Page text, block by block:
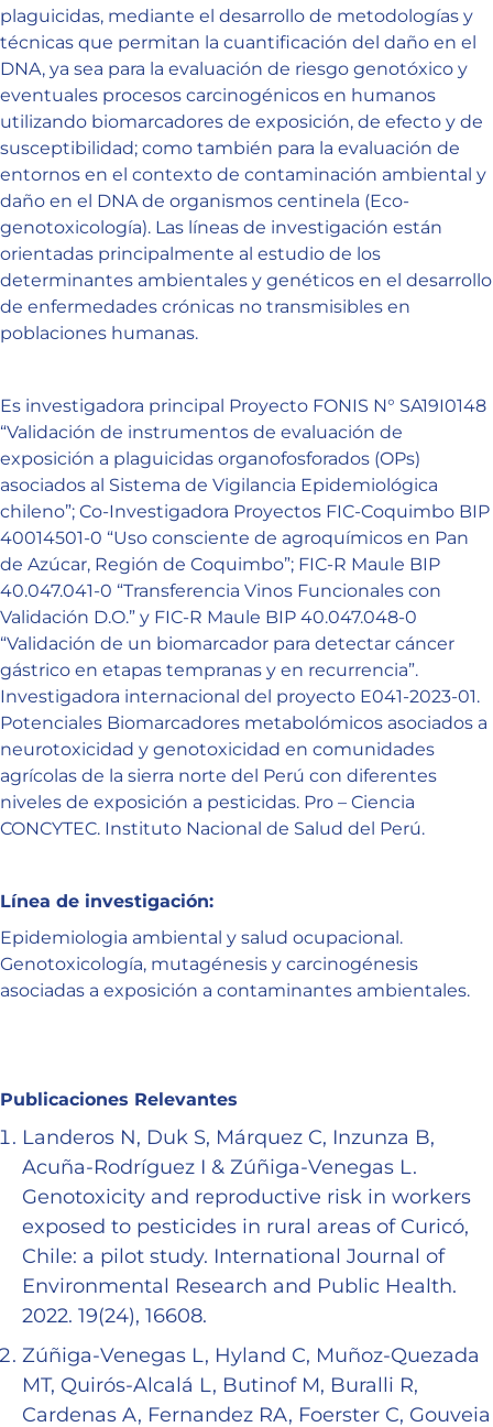
plaguicidas, mediante el desarrollo de metodologías y
técnicas que permitan la cuantificación del daño en el
DNA, ya sea para la evaluación de riesgo genotóxico y
eventuales procesos carcinogénicos en humanos
utilizando biomarcadores de exposición, de efecto y de
susceptibilidad; como también para la evaluación de
entornos en el contexto de contaminación ambiental y
daño en el DNA de organismos centinela (Eco-
genotoxicología). Las líneas de investigación están
orientadas principalmente al estudio de los
determinantes ambientales y genéticos en el desarrollo
de enfermedades crónicas no transmisibles en
poblaciones humanas.
Es investigadora principal Proyecto FONIS N° SA19I0148
“Validación de instrumentos de evaluación de
exposición a plaguicidas organofosforados (OPs)
asociados al Sistema de Vigilancia Epidemiológica
chileno”; Co-Investigadora Proyectos FIC-Coquimbo BIP
40014501-0 “Uso consciente de agroquímicos en Pan
de Azúcar, Región de Coquimbo”; FIC-R Maule BIP
40.047.041-0 “Transferencia Vinos Funcionales con
Validación D.O.” y FIC-R Maule BIP 40.047.048-0
“Validación de un biomarcador para detectar cáncer
gástrico en etapas tempranas y en recurrencia”.
Investigadora internacional del proyecto E041-2023-01.
Potenciales Biomarcadores metabolómicos asociados a
neurotoxicidad y genotoxicidad en comunidades
agrícolas de la sierra norte del Perú con diferentes
niveles de exposición a pesticidas. Pro – Ciencia
CONCYTEC. Instituto Nacional de Salud del Perú.
Línea de investigación:
Epidemiologia ambiental y salud ocupacional.
Genotoxicología, mutagénesis y carcinogénesis
asociadas a exposición a contaminantes ambientales.
Publicaciones Relevantes
Landeros N, Duk S, Márquez C, Inzunza B,
Acuña-Rodríguez I & Zúñiga-Venegas L.
Genotoxicity and reproductive risk in workers
exposed to pesticides in rural areas of Curicó,
Chile: a pilot study. International Journal of
Environmental Research and Public Health.
2022. 19(24), 16608.
Zúñiga-Venegas L, Hyland C, Muñoz-Quezada
MT, Quirós-Alcalá L, Butinof M, Buralli R,
Cardenas A, Fernandez RA, Foerster C, Gouveia